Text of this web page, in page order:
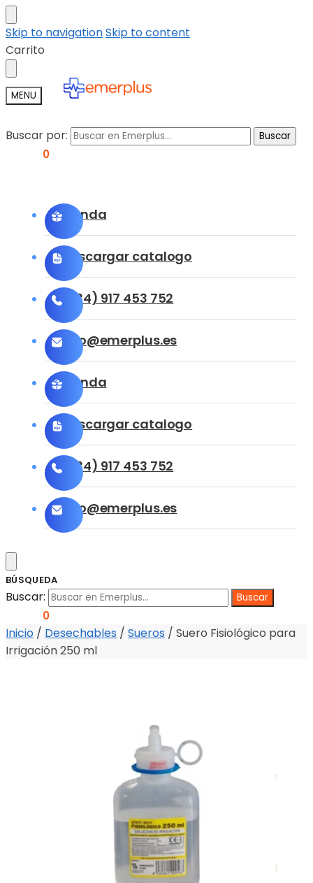
Skip to navigationSkip to content
Carrito
MENU
Buscar por: Buscar
0
Tienda
Descargar catalogo
(+34) 917 453 752
info@emerplus.es
Tienda
Descargar catalogo
(+34) 917 453 752
info@emerplus.es
BÚSQUEDA
Buscar:
0
Inicio / Desechables / Sueros / Suero Fisiológico para
Irrigación 250 ml